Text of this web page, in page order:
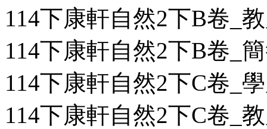
114下康軒自然2下B卷_
114下康軒自然2下B卷_
114下康軒自然2下C卷_
114下康軒自然2下C卷_